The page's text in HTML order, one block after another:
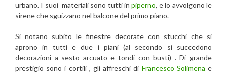
urbano. I suoi materiali sono tutti inpiperno, e lo avvolgono le
sirene che sguizzano nel balcone del primo piano.
Si notano subito le finestre decorate con stucchi che si
aprono in tutti e due i piani (al secondo si succedono
decorazioni a sesto arcuato e tondi con busti) . Di grande
prestigio sono i cortili , gli affreschi di Francesco Solimena e